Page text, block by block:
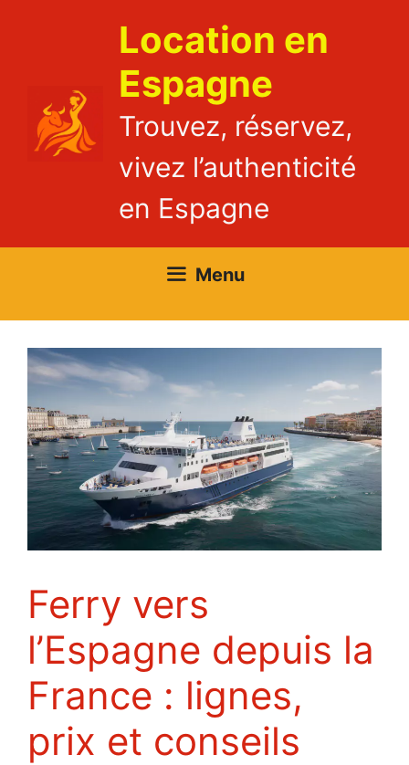
Location en
Espagne
Trouvez, réservez,
vivez l’authenticité
en Espagne
Menu
Ferry vers
l’Espagne depuis la
France : lignes,
prix et conseils